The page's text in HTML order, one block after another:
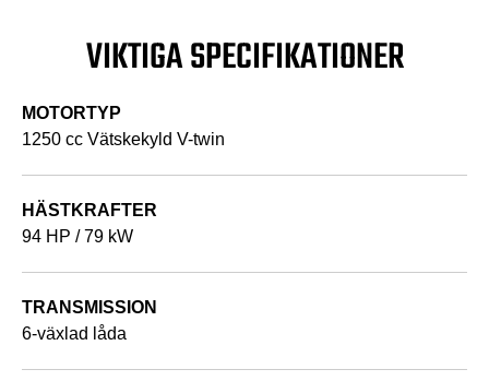
VIKTIGA SPECIFIKATIONER
MOTORTYP
1250 cc Vätskekyld V-twin
HÄSTKRAFTER
94 HP / 79 kW
TRANSMISSION
6-växlad låda